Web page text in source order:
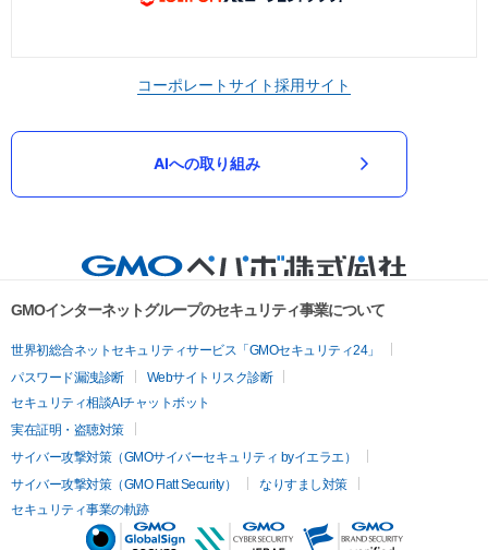
コーポレートサイト採用サイト
AIへの取り組み
GMOインターネットグループのセキュリティ事業について
世界初総合ネットセキュリティサービス「GMOセキュリティ24」
パスワード漏洩診断
Webサイトリスク診断
セキュリティ相談AIチャットボット
実在証明・盗聴対策
サイバー攻撃対策（GMOサイバーセキュリティ byイエラエ）
サイバー攻撃対策（GMO Flatt Security）
なりすまし対策
セキュリティ事業の軌跡